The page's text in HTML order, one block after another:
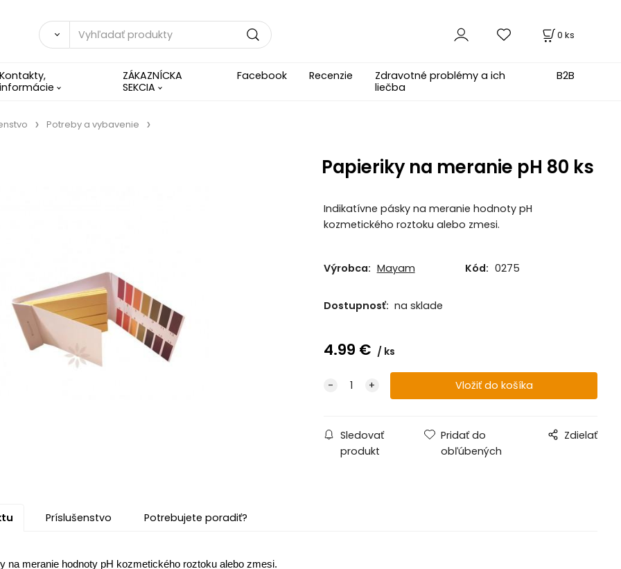
0 ks
ZÁKAZNÍCKA
SEKCIA
Facebook Recenzie
Zdravotné problémy a ich
liečba
B2B
Potreby a vybavenie
Papieriky na meranie pH 80 ks
Indikatívne pásky na meranie hodnoty pH
kozmetického roztoku alebo zmesi.
Výrobca: Mayam Kód: 0275
Dostupnosť: na sklade
4.99 € ks
Sledovať
produkt
Pridať do
obľúbených
Zdielať
Príslušenstvo Potrebujete poradiť?
na meranie hodnoty pH kozmetického roztoku alebo zmesi.